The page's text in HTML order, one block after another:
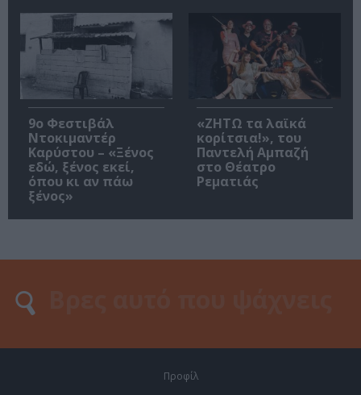
9ο Φεστιβάλ
Ντοκιμαντέρ
Καρύστου – «Ξένος
εδώ, ξένος εκεί,
όπου κι αν πάω
ξένος»
«ΖΗΤΩ τα λαϊκά
κορίτσια!», του
Παντελή Αμπαζή
στο Θέατρο
Ρεματιάς
Προφίλ